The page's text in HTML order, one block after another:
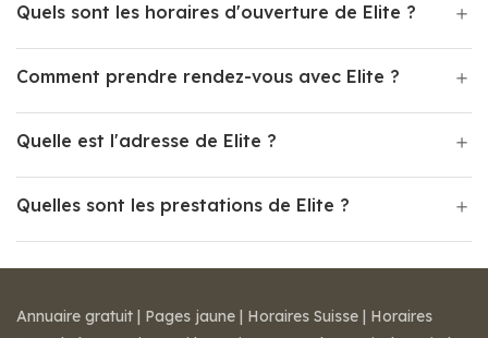
Quels sont les horaires d'ouverture de Elite ?
Comment prendre rendez-vous avec Elite ?
Quelle est l'adresse de Elite ?
Quelles sont les prestations de Elite ?
Annuaire gratuit | Pages jaune | Horaires Suisse | Horaires